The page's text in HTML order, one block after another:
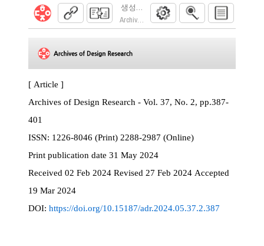
생성형 AI를 활용한 콘텐츠 제작 기반 메
Archives of Design Research. 2024; 37(2):387
[ Article ]
Archives of Design Research - Vol. 37, No. 2, pp.387-
401
ISSN:
1226-8046 (Print) 2288-2987 (Online)
Print publication date 31 May 2024
Received 02 Feb 2024 Revised 27 Feb 2024 Accepted
19 Mar 2024
DOI: https://doi.org/10.15187/adr.2024.05.37.2.387